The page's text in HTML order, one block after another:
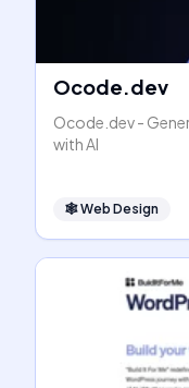
Ocode.dev
Ocode.dev -
with AI
🕸Web Design